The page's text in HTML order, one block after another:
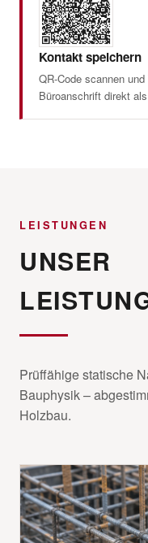
Kontakt speichern
QR-Code scannen
Büroanschrift direkt
LEISTUNGEN
UNSER
Prüffähige statische
Bauphysik –
Holzbau.